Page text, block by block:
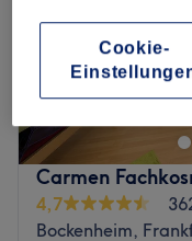
Willkommen bei
Brasilianische
Brasilianerin mit
Handwerkskunst.
Die Brasilianische
Trend-Behandlung –
Carmen
4,7
Bockenheim,
Cookie-